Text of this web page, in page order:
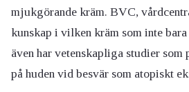
mjukgörande kräm. BVC,
kunskap i vilken kräm som inte
även har vetenskapliga studier
på huden vid besvär som atopiskt